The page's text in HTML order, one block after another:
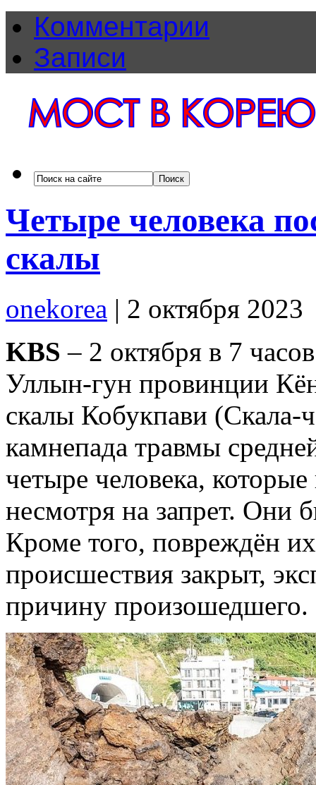
Комментарии
Записи
Четыре человека
скалы
onekorea | 2 октября 2023
KBS – 2 октября в 7
Уллын-гун провинции
скалы Кобукпави (Скала-
камнепада травмы
четыре человека,
несмотря на запрет. Они
Кроме того, повреждён
происшествия закрыт,
причину произошедшего.